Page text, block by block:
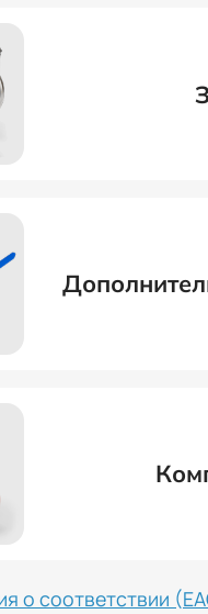
о соответствии